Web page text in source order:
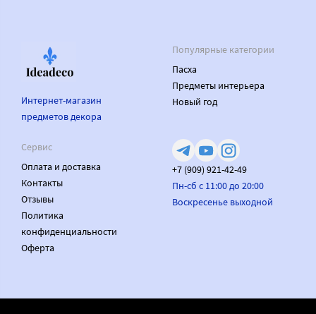
Интернет-магазин
предметов декора
Популярные категории
Пасха
Предметы интерьера
Новый год
Сервис
Оплата и доставка
Контакты
Отзывы
Политика
конфиденциальности
Оферта
+7 (909) 921-42-49
Пн-сб с 11:00 до 20:00
Воскресенье выходной